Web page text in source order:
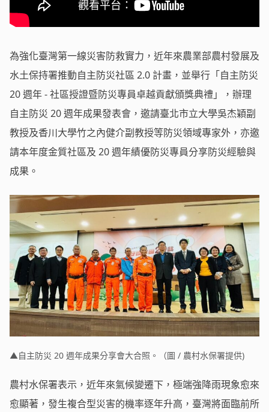
為強化臺灣第一線災害防救實力，近年來農業部農村發展及
水土保持署推動自主防災社區 2.0 計畫，並舉行「自主防災
20 週年 - 社區授證暨防災專員卓越貢獻頒獎典禮」，辦理
自主防災 20 週年成果發表會，邀請臺北市立大學吳杰穎副
教授及香川大學竹之內健介副教授等防災領域專家外，亦邀
請本年度金質社區及 20 週年績優防災專員分享防災經驗與
成果。
▲自主防災 20 週年成果分享會大合照。（圖 / 農村水保署提供)
農村水保署表示，近年來氣候變遷下，極端強降雨現象愈來
愈顯著，發生複合型災害的機率逐年升高，臺灣將面臨前所